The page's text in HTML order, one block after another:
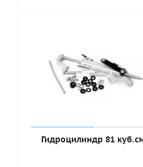
Гидроцилиндр 81